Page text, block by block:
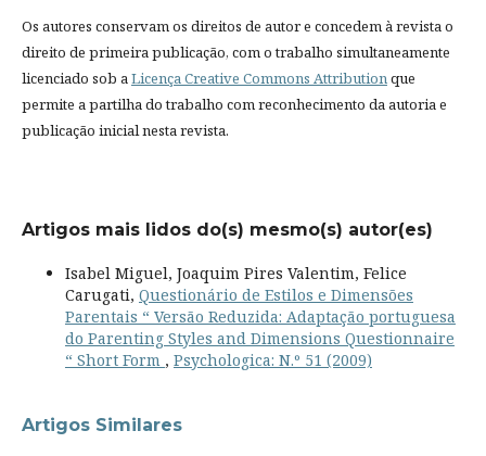
Os autores conservam os direitos de autor e concedem à revista o
direito de primeira publicação, com o trabalho simultaneamente
licenciado sob aLicença Creative Commons Attributionque
permite a partilha do trabalho com reconhecimento da autoria e
publicação inicial nesta revista.
Artigos mais lidos do(s) mesmo(s) autor(es)
Isabel Miguel, Joaquim Pires Valentim, Felice
Carugati, Questionário de Estilos e Dimensões
Parentais “ Versão Reduzida: Adaptação portuguesa
do Parenting Styles and Dimensions Questionnaire
“ Short Form , Psychologica: N.º 51 (2009)
Artigos Similares